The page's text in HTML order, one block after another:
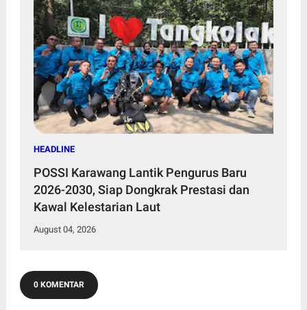
HEADLINE
POSSI Karawang Lantik Pengurus Baru
2026-2030, Siap Dongkrak Prestasi dan
Kawal Kelestarian Laut
August 04, 2026
0 KOMENTAR